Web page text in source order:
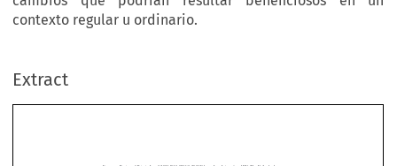
contexto regular u ordinario.
Extract